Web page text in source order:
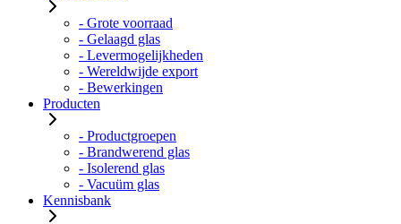
- Grote voorraad
- Gelaagd glas
- Levermogelijkheden
- Wereldwijde export
- Bewerkingen
Producten
- Productgroepen
- Brandwerend glas
- Isolerend glas
- Vacuüm glas
Kennisbank